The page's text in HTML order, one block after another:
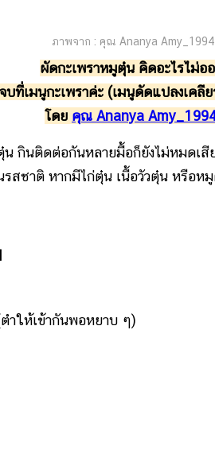
ภาพจาก : คุณ Ananya Amy_1994
ผัดกะเพราหมูตุ๋น คิดอะไรไม่อ
บที่เมนูกะเพราค่ะ (เมนูดัดแปลงเคลีย
โดย คุณ Ananya
กินติดต่อกันหลายมื้อก็ยังไม่หมดเสี
สชาติ หากมีไก่ตุ๋น เนื้อวัวตุ๋น หรือห
ำให้เข้ากันพอหยาบ ๆ)